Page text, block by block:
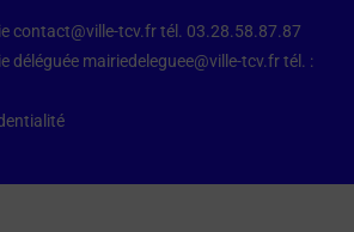
contact@ville-tcv.fr tél. 03.28.58.87.87
déléguée mairiedeleguee@ville-tcv.fr tél. :